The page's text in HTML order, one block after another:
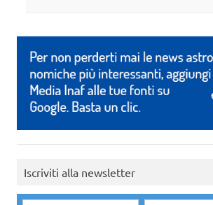
Iscriviti alla newsletter